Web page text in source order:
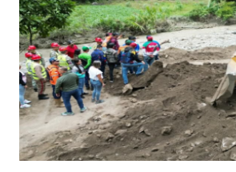
Iniciación al yoga reúne a
Mincomunas impulsa el
‎Unión cívico militar rindió honores
Gobernación de Mérida realizó
Inicia el Plan Cultura Vacacional